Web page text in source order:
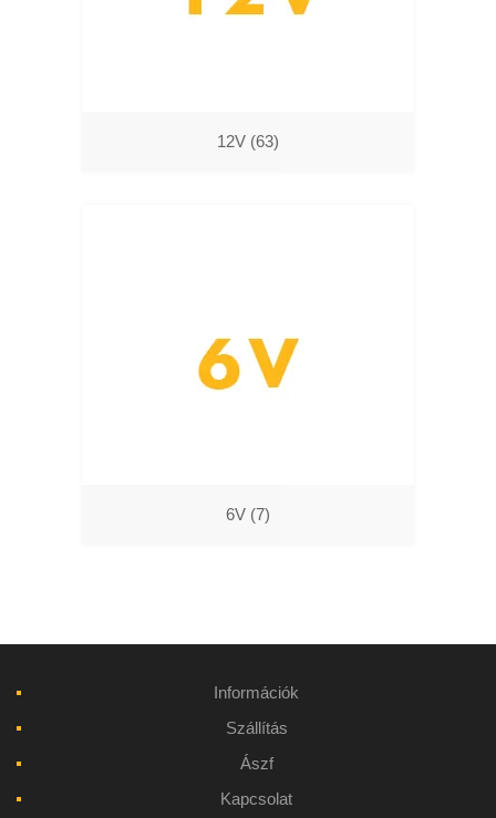
12V (63)
6V (7)
Információk
Szállítás
Ászf
Kapcsolat